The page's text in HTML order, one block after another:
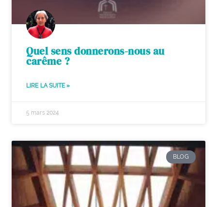
Quel sens donnerons-nous au
carême ?
LIRE LA SUITE »
5 mars 2024
BLOG